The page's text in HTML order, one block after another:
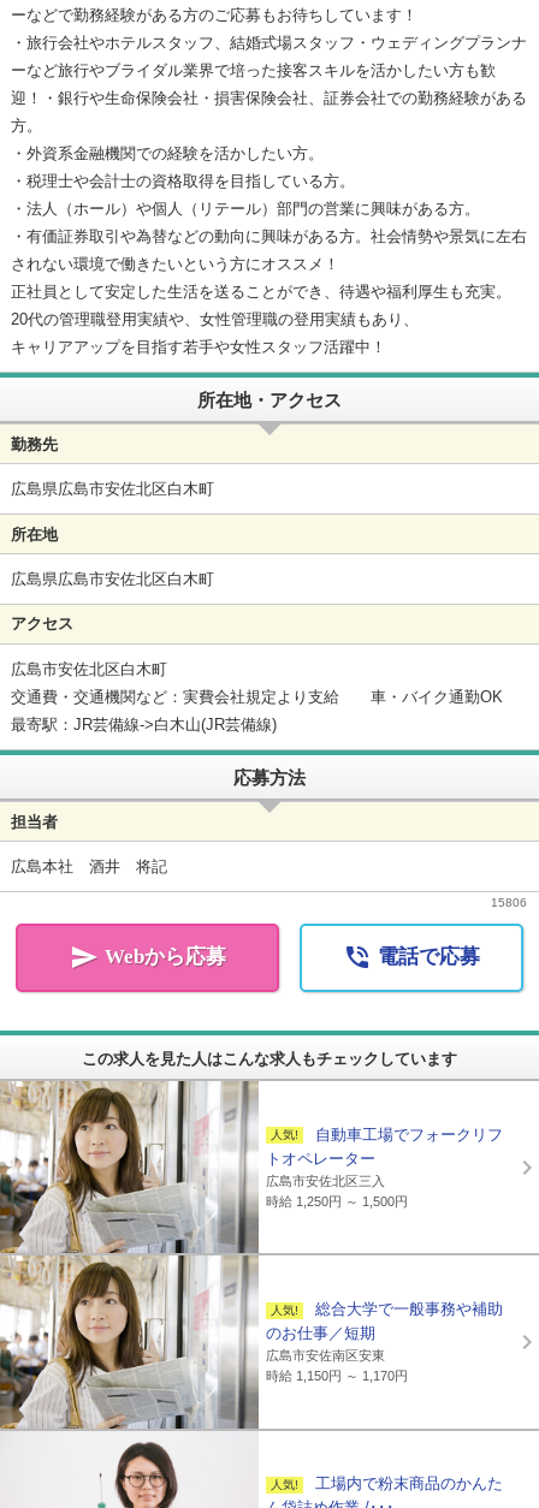
ーなどで勤務経験がある方のご応募もお待ちしています！
・旅行会社やホテルスタッフ、結婚式場スタッフ・ウェディングプランナ
ーなど旅行やブライダル業界で培った接客スキルを活かしたい方も歓
迎！・銀行や生命保険会社・損害保険会社、証券会社での勤務経験がある
方。
・外資系金融機関での経験を活かしたい方。
・税理士や会計士の資格取得を目指している方。
・法人（ホール）や個人（リテール）部門の営業に興味がある方。
・有価証券取引や為替などの動向に興味がある方。社会情勢や景気に左右
されない環境で働きたいという方にオススメ！
正社員として安定した生活を送ることができ、待遇や福利厚生も充実。
20代の管理職登用実績や、女性管理職の登用実績もあり、
キャリアアップを目指す若手や女性スタッフ活躍中！
所在地・アクセス
勤務先
広島県広島市安佐北区白木町
所在地
広島県広島市安佐北区白木町
アクセス
広島市安佐北区白木町
交通費・交通機関など：実費会社規定より支給 車・バイク通勤OK
最寄駅：JR芸備線->白木山(JR芸備線)
応募方法
担当者
広島本社 酒井 将記
15806
 Webから応募  電話で応募
この求人を見た人はこんな求人もチェックしています
自動車工場でフォークリフ
トオペレーター
広島市安佐北区三入
時給 1,250円 ～ 1,500円
総合大学で一般事務や補助
のお仕事／短期
広島市安佐南区安東
時給 1,150円 ～ 1,170円
工場内で粉末商品のかんた